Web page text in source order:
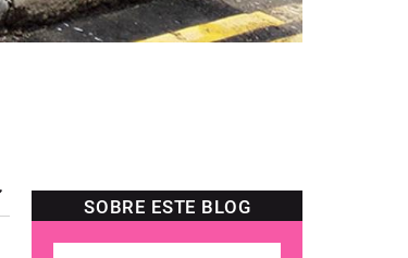
SOBRE ESTE BLOG